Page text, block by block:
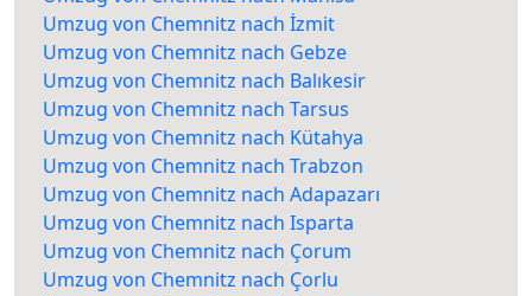
Umzug von Chemnitz nach İzmit
Umzug von Chemnitz nach Gebze
Umzug von Chemnitz nach Balıkesir
Umzug von Chemnitz nach Tarsus
Umzug von Chemnitz nach Kütahya
Umzug von Chemnitz nach Trabzon
Umzug von Chemnitz nach Adapazarı
Umzug von Chemnitz nach Isparta
Umzug von Chemnitz nach Çorum
Umzug von Chemnitz nach Çorlu